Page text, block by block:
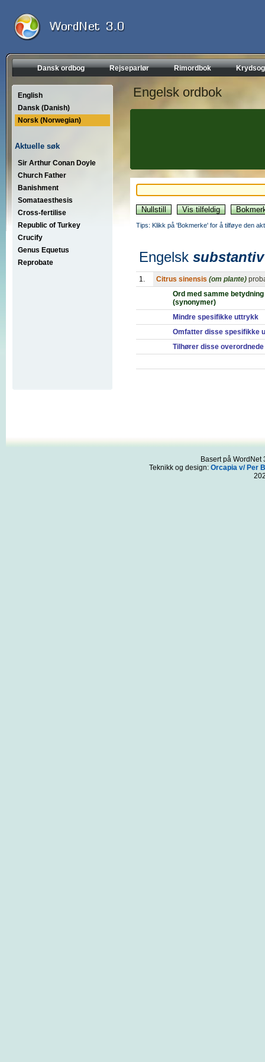
Dansk ordbog Rejseparlør Rimordbok
English
Dansk (Danish)
Norsk (Norwegian)
Aktuelle søk
Sir Arthur Conan Doyle
Church Father
Banishment
Somataesthesis
Cross-fertilise
Republic of Turkey
Crucify
Genus Equetus
Reprobate
Engelsk ordbok
Tips: Klikk på 'Bokmerke' for å tilføye den
Engelsk substantiv
1. Citrus sinensis (om plante)
Ord med samme betydning
(synonymer)
Mindre spesifikke uttrykk
Omfatter disse spesifikke
Tilhører disse
Basert på
Teknikk og design: Orcapia v/ Per